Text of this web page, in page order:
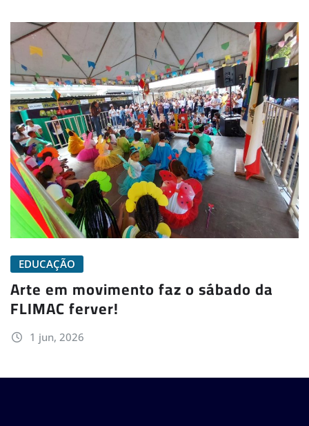
EDUCAÇÃO
Arte em movimento faz o sábado da
FLIMAC ferver!
1 jun, 2026